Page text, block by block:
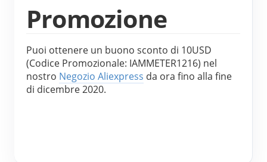
Promozione
Puoi ottenere un buono sconto di 10USD
(Codice Promozionale: IAMMETER1216) nel
nostro Negozio Aliexpress da ora fino alla fine
di dicembre 2020.